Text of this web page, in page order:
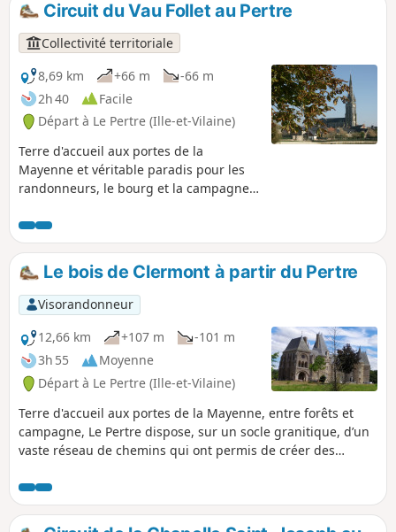
Circuit du Vau Follet au Pertre
Collectivité territoriale
8,69 km
+66 m
-66 m
2h 40
Facile
Départ à Le Pertre (Ille-et-Vilaine)
Terre d'accueil aux portes de la
Mayenne et véritable paradis pour les
randonneurs, le bourg et la campagne
panoramiques de grande beauté : on
peut observer 39 clochers du promenoir
situé derrière l'église.
Le bois de Clermont à partir du Pertre
Visorandonneur
12,66 km
+107 m
-101 m
3h 55
Moyenne
Départ à Le Pertre (Ille-et-Vilaine)
Terre d'accueil aux portes de la Mayenne, entre forêts et
campagne, Le Pertre dispose, sur un socle granitique, d’un
vaste réseau de chemins qui ont permis de créer des
panoramas sur la haute vallée de la Seiche. On dit pouvoir
observer 39 clochers du promenoir situé au clocher de
l'église.